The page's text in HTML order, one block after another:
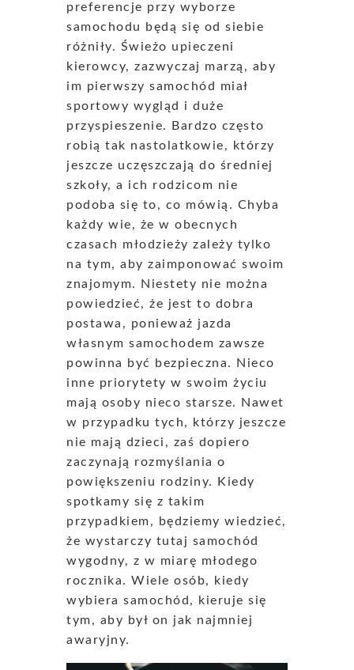
preferencje przy wyborze
samochodu będą się od siebie
różniły. Świeżo upieczeni
kierowcy, zazwyczaj marzą, aby
im pierwszy samochód miał
sportowy wygląd i duże
przyspieszenie. Bardzo często
robią tak nastolatkowie, którzy
jeszcze uczęszczają do średniej
szkoły, a ich rodzicom nie
podoba się to, co mówią. Chyba
każdy wie, że w obecnych
czasach młodzieży zależy tylko
na tym, aby zaimponować swoim
znajomym. Niestety nie można
powiedzieć, że jest to dobra
postawa, ponieważ jazda
własnym samochodem zawsze
powinna być bezpieczna. Nieco
inne priorytety w swoim życiu
mają osoby nieco starsze. Nawet
w przypadku tych, którzy jeszcze
nie mają dzieci, zaś dopiero
zaczynają rozmyślania o
powiększeniu rodziny. Kiedy
spotkamy się z takim
przypadkiem, będziemy wiedzieć,
że wystarczy tutaj samochód
wygodny, z w miarę młodego
rocznika. Wiele osób, kiedy
wybiera samochód, kieruje się
tym, aby był on jak najmniej
awaryjny.